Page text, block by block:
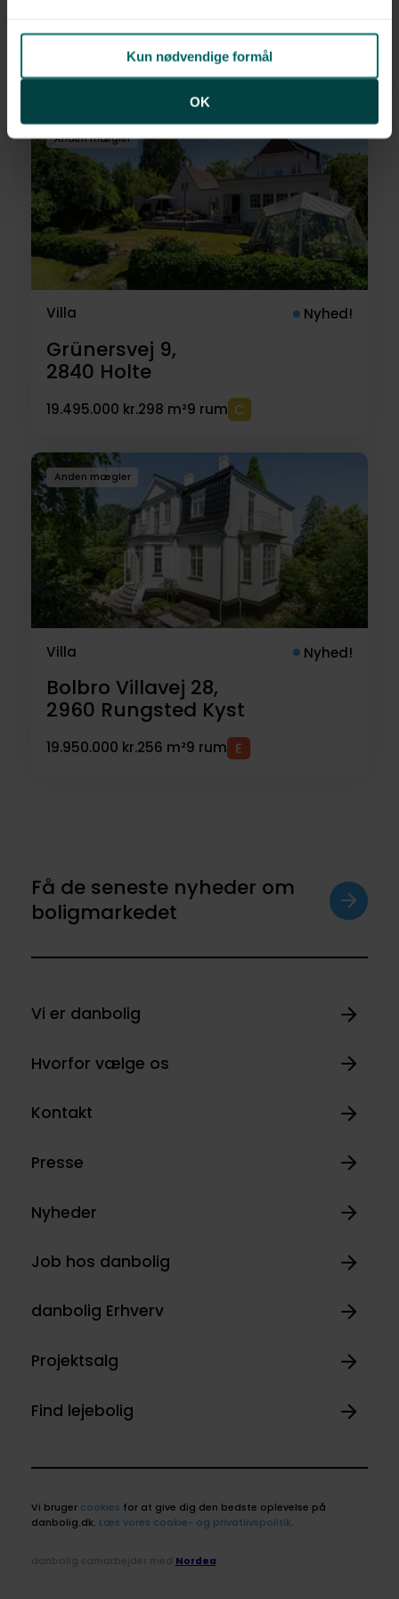
Kun nødvendige formål
OK
2840Holte
9 rum
Anden mægler
Villa Nyhed!
Grünersvej 9,
2840 Holte
19.495.000 kr.298 m²9 rum
Anden mægler
Villa Nyhed!
Bolbro Villavej 28,
2960 Rungsted Kyst
19.950.000 kr.256 m²9 rum
Få de seneste nyheder om
boligmarkedet
Vi er danbolig
Hvorfor vælge os
Kontakt
Presse
Nyheder
Job hos danbolig
danbolig Erhverv
Projektsalg
Find lejebolig
Vi bruger cookies for at give dig den bedste oplevelse på
danbolig.dk. Læs vores cookie- og privatlivspolitik.
Nordea